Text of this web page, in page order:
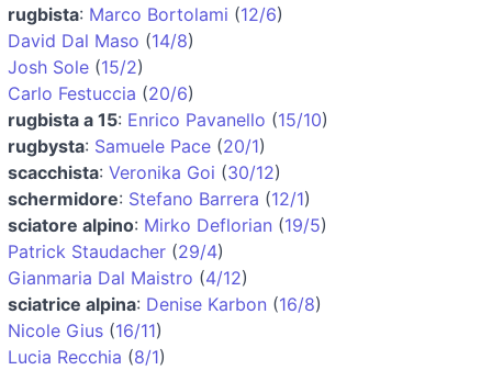
rugbista: Marco Bortolami (12/6)
David Dal Maso (14/8)
Josh Sole (15/2)
Carlo Festuccia (20/6)
rugbista a 15: Enrico Pavanello (15/10)
rugbysta: Samuele Pace (20/1)
scacchista: Veronika Goi (30/12)
schermidore: Stefano Barrera (12/1)
sciatore alpino: Mirko Deflorian (19/5)
Patrick Staudacher (29/4)
Gianmaria Dal Maistro (4/12)
sciatrice alpina: Denise Karbon (16/8)
Nicole Gius (16/11)
Lucia Recchia (8/1)